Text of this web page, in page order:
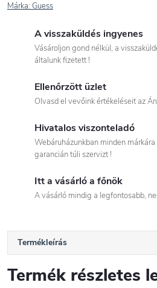
Márka: Guess
A visszaküldés ingyenes
Vásároljon gond nélkül, a
általunk fizetett !
Ellenőrzött üzlet
Olvasd el vevőink értékeléseit az
Hivatalos viszonteladó
Webáruházunkban minden
garancián túli szervizt !
Itt a vásárló a főnök
A vásárló mindig a legfontosabb,
Termékleírás
Termék részletes